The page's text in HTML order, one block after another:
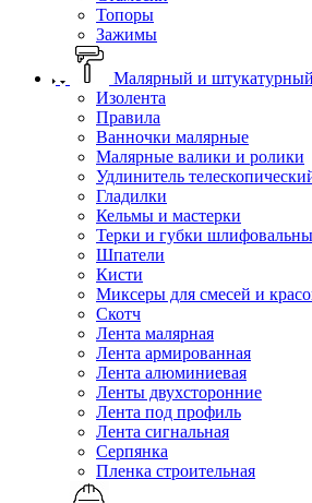
Топоры
Зажимы
Малярный и
Изолента
Правила
Ванночки малярные
Малярные валики и ролики
Удлинитель
Гладилки
Кельмы и мастерки
Терки и губки
Шпатели
Кисти
Миксеры для смесей и
Скотч
Лента малярная
Лента армированная
Лента алюминиевая
Ленты двухсторонние
Лента под профиль
Лента сигнальная
Серпянка
Пленка строительная